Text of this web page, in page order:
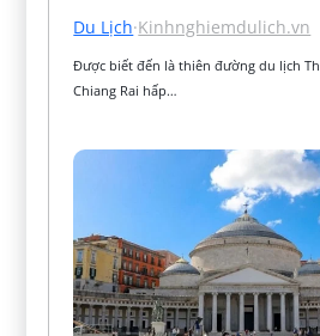
Du Lịch·Kinhnghiemdulich.vn
Được biết đến là thiên đường du lịch
Chiang Rai hấp…